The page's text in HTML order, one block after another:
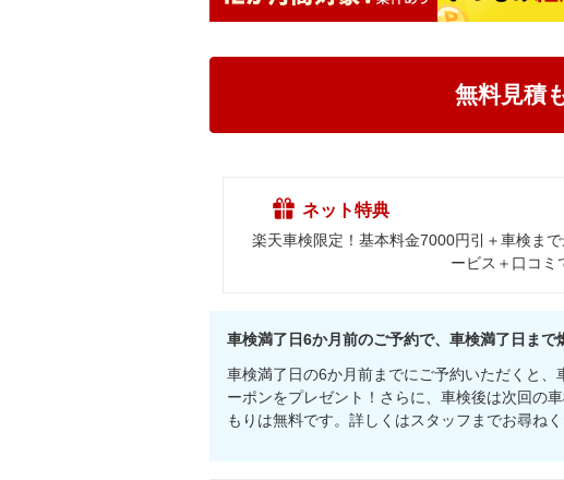
無料見積
ネット特典
楽天車検限定！基本料金7000円引＋車検ま
ービス＋口コミ
車検満了日6か月前のご予約で、車検満了日まで
車検満了日の6か月前までにご予約いただくと
ーポンをプレゼント！さらに、車検後は次回の
もりは無料です。詳しくはスタッフまでお尋ねく